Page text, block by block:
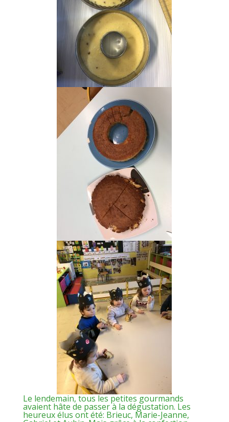
Le lendemain, tous les petites gourmands
avaient hâte de passer à la dégustation. Les
heureux élus ont été: Brieuc, Marie-Jeanne,